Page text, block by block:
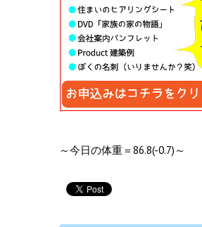
～今日の体重＝86.8(-0.7)～